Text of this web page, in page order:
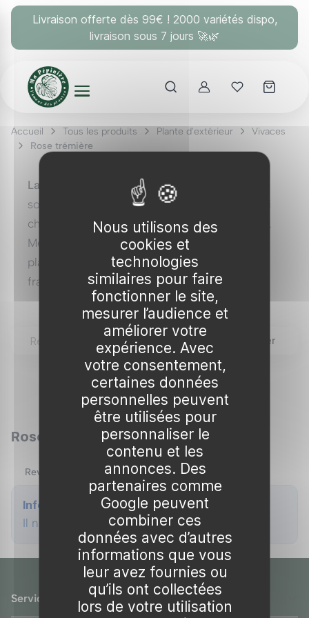
Livraison offerte dès 99€ ! 2000 variétés dispo,
livraison sous 7 jours 🚀🌿
AccountMes coups
Accueil Tous les produits Plante d'extérieur
Vivaces
Rose trémière
La rose trémière
, connue scientifiquement
sous le nom d'
alcea rosea, est une plante qui
charme par sa hauteur et ses fleurs colorées.
Membre de la famille desmalvaceae
plante est souvent vue dans les jardins
français où elle apporte une touche de
verticalité et de beauté.
Origine et caractéristiques des roses
trémières
roses trémières
sont originaires du bassin
méditerranéen et ont été introduites en
Europe au XVIe siècle. Elles sont appréciées
pour leurs grandes fleurs simples ou doubles
qui peuvent atteindre jusqu'à trois mètres de
hauteur. Leurs couleurs variées vont du blanc
pur au rouge profond, en passant par le jaune
et le rose.
Les roses trémières font partie desvivaces
se renouvellent année après année, bien
qu'elles puissent aussi être cultivées comme
annuelles. Leur apparence majestueuse et leur
Rechercher
Afficher 51
Rose trémière
Revenir en arrière
Info
Il n'y a aucun résultat à afficher
Service client
Panneau de gestion des cookies
Nous utilisons des
cookies et
technologies
similaires pour faire
fonctionner le site,
mesurer l’audience et
améliorer votre
expérience. Avec
votre consentement,
certaines données
personnelles peuvent
être utilisées pour
personnaliser le
contenu et les
annonces. Des
partenaires comme
Google peuvent
combiner ces
données avec d’autres
informations que vous
leur avez fournies ou
qu’ils ont collectées
lors de votre utilisation